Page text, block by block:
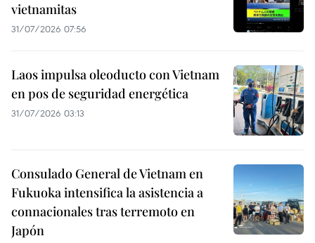
vietnamitas
31/07/2026 07:56
Laos impulsa oleoducto con Vietnam
en pos de seguridad energética
31/07/2026 03:13
Consulado General de Vietnam en
Fukuoka intensifica la asistencia a
connacionales tras terremoto en
Japón